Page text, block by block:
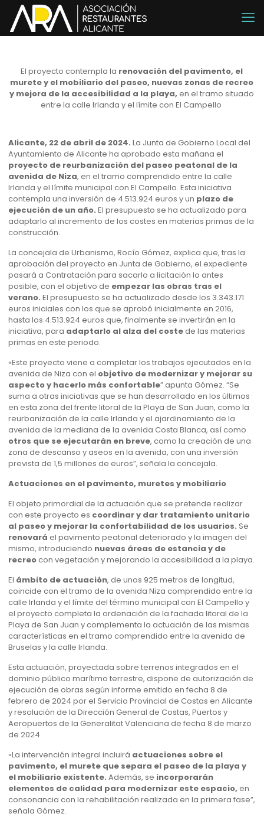
El proyecto contempla la renovación del pavimento, el
murete y el mobiliario del paseo, nuevas zonas de recreo
y mejora de la accesibilidad a la playa, en el tramo situado
entre la calle Irlanda y el límite con El Campello
Alicante, 22 de abril de 2024.La Junta de Gobierno Local del
Ayuntamiento de Alicante ha aprobado esta mañana el
proyecto de reurbanización del paseo peatonal de la
avenida de Niza, en el tramo comprendido entre la calle
Irlanda y el límite municipal con El Campello. Esta iniciativa
contempla una inversión de 4.513.924 euros y un plazo de
ejecución de un año. El presupuesto se ha actualizado para
adaptarlo al incremento de los costes en materias primas de la
construcción.
La concejala de Urbanismo, Rocío Gómez, explica que, tras la
aprobación del proyecto en Junta de Gobierno, el expediente
pasará a Contratación para sacarlo a licitación lo antes
posible, con el objetivo de empezar las obras tras el
verano. El presupuesto se ha actualizado desde los 3.343.171
euros iniciales con los que se aprobó inicialmente en 2016,
hasta los 4.513.924 euros que, finalmente se invertirán en la
iniciativa, para adaptarlo al alza del costede las materias
primas en este periodo.
«Este proyecto viene a completar los trabajos ejecutados en la
avenida de Niza con el objetivo de modernizar y mejorar su
aspecto y hacerlo más confortable” apunta Gómez. “Se
suma a otras iniciativas que se han desarrollado en los últimos
en esta zona del frente litoral de la Playa de San Juan, como la
reurbanización de la calle Irlanda y el ajardinamiento de la
avenida de la mediana de la avenida Costa Blanca, así como
otros que se ejecutarán en breve, como la creación de una
zona de descanso y aseos en la avenida, con una inversión
prevista de 1,5 millones de euros”, señala la concejala.
Actuaciones en el pavimento, muretes y mobiliario
El objeto primordial de la actuación que se pretende realizar
con este proyecto es coordinar y dar tratamiento unitario
al paseo y mejorar la confortabilidad de los usuarios. Se
renovará el pavimento peatonal deteriorado y la imagen del
mismo, introduciendo nuevas áreas de estancia y de
recreocon vegetación y mejorando la accesibilidad a la playa.
El ámbito de actuación, de unos 925 metros de longitud,
coincide con el tramo de la avenida Niza comprendido entre la
calle Irlanda y el límite del término municipal con El Campello y
el proyecto completa la ordenación de la fachada litoral de la
Playa de San Juan y complementa la actuación de las mismas
características en el tramo comprendido entre la avenida de
Bruselas y la calle Irlanda.
Esta actuación, proyectada sobre terrenos integrados en el
dominio público marítimo terrestre, dispone de autorización de
ejecución de obras según informe emitido en fecha 8 de
febrero de 2024 por el Servicio Provincial de Costas en Alicante
y resolución de la Dirección General de Costas, Puertos y
Aeropuertos de la Generalitat Valenciana de fecha 8 de marzo
de 2024
«La intervención integral incluirá actuaciones sobre el
pavimento, el murete que separa el paseo de la playa y
el mobiliario existente. Además, se incorporarán
elementos de calidad para modernizar este espacio, en
consonancia con la rehabilitación realizada en la primera fase”,
señala Gómez.